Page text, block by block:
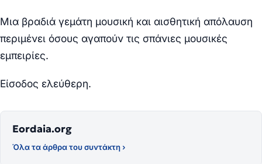
Μια βραδιά γεμάτη μουσική και αισθητική απόλαυση
περιμένει όσους αγαπούν τις σπάνιες μουσικές
εμπειρίες.
Είσοδος ελεύθερη.
Eordaia.org
Όλα τα άρθρα του συντάκτη ›